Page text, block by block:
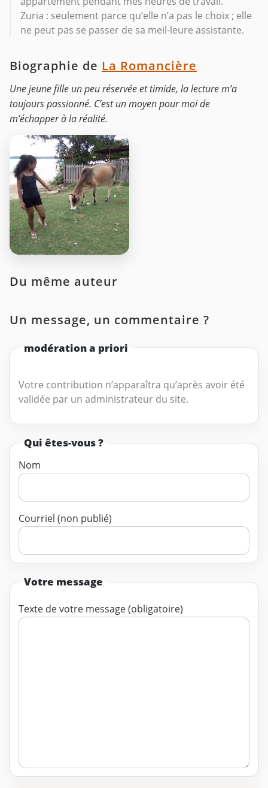
Zuria : seulement parce qu’elle n’a pas le choix ; elle
ne peut pas se passer de sa meil-leure assistante.
Biographie de La Romancière
Une jeune fille un peu réservée et timide, la lecture m’a
toujours passionné. C’est un moyen pour moi de
m’échapper à la réalité.
Du même auteur
Un message, un commentaire ?
modération a priori
Votre contribution n’apparaîtra qu’après avoir été
validée par un administrateur du site.
Qui êtes-vous ?
Nom
Courriel (non publié)
Votre message
Texte de votre message (obligatoire)